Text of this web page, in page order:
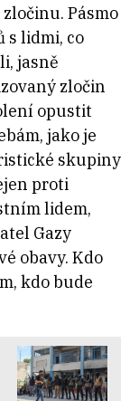
Pásmo
s lidmi, co
jasně
zločin
opustit
jako je
skupiny
proti
lidem,
Gazy
obavy. Kdo
kdo bude